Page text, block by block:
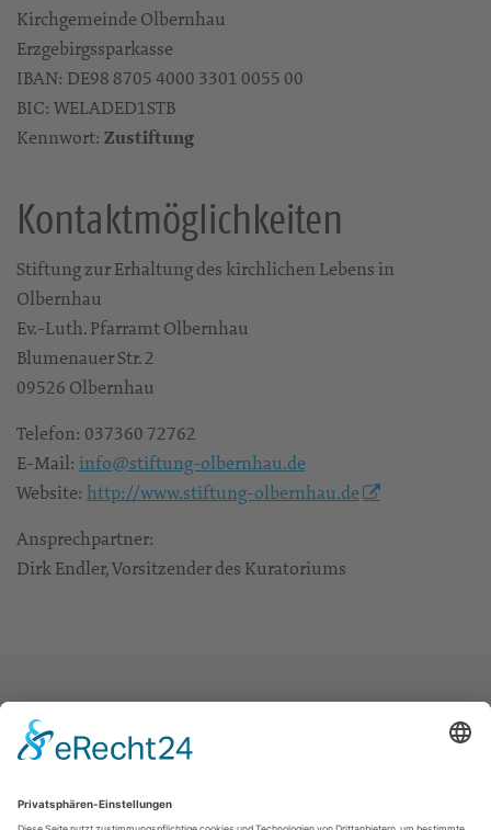
Kirchgemeinde Olbernhau
Erzgebirgssparkasse
IBAN: DE98 8705 4000 3301 0055 00
BIC: WELADED1STB
Kennwort: Zustiftung
Kontaktmöglichkeiten
Stiftung zur Erhaltung des kirchlichen Lebens in
Olbernhau
Ev.-Luth. Pfarramt Olbernhau
Blumenauer Str. 2
09526 Olbernhau
Telefon: 037360 72762
E-Mail: info@stiftung-olbernhau.de
Website: http://www.stiftung-olbernhau.de
Ansprechpartner:
Dirk Endler, Vorsitzender des Kuratoriums